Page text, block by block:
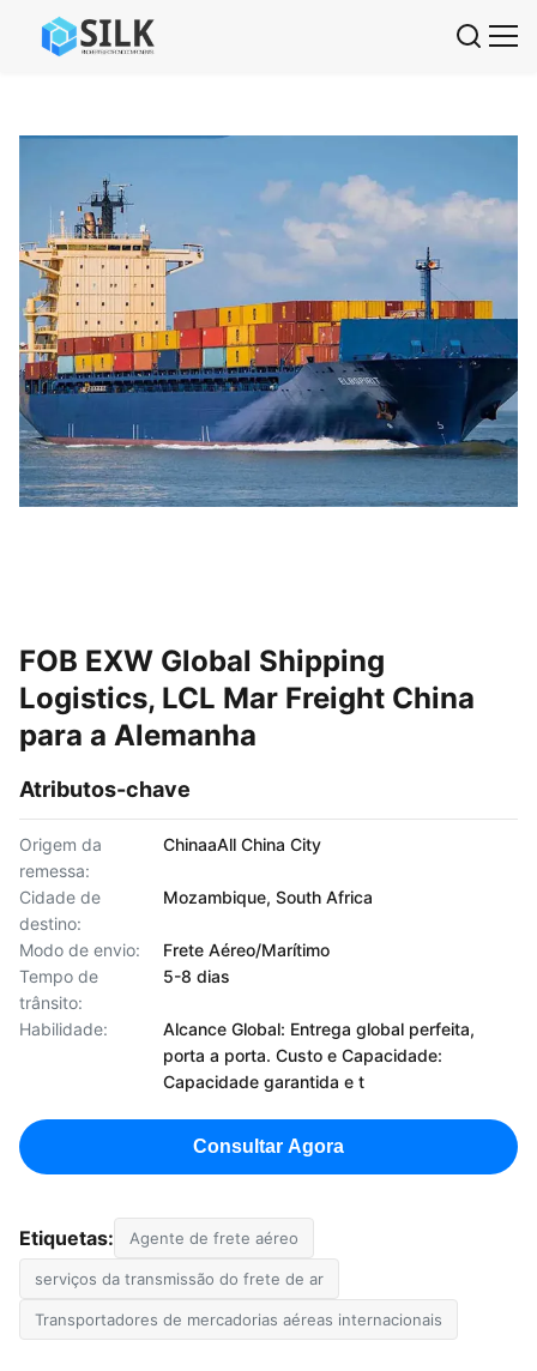
FOB EXW Global Shipping
Logistics, LCL Mar Freight China
para a Alemanha
Atributos-chave
Origem da
remessa:
ChinaaAll China City
Cidade de
destino:
Mozambique, South Africa
Modo de envio:
Frete Aéreo/Marítimo
Tempo de
trânsito:
5-8 dias
Habilidade:
Alcance Global: Entrega global perfeita,
porta a porta. Custo e Capacidade:
Capacidade garantida e t
Consultar Agora
Etiquetas: Agente de frete aéreo
serviços da transmissão do frete de ar
Transportadores de mercadorias aéreas internacionais